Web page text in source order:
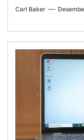
Carl Baker